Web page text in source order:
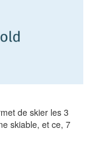
de skier les 3
skiable, et ce, 7